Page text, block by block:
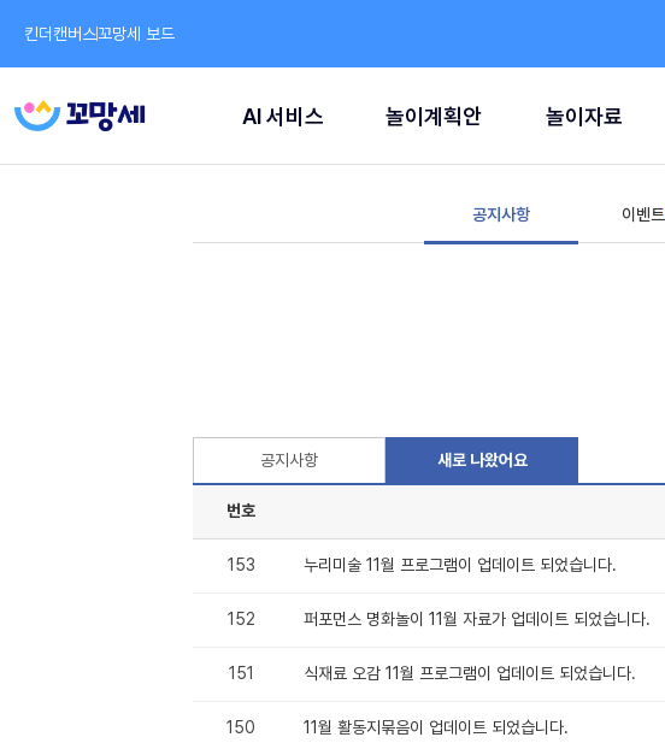
킨더캔버스꼬망세 보드
AI 서비스 놀이계획안 놀이자료
공지사항 이벤트
공지사항 새로 나왔어요
번호
153 누리미술 11월 프로그램이 업데이트 되었습니다.
152 퍼포먼스 명화놀이 11월 자료가 업데이트 되었습니다.
151 식재료 오감 11월 프로그램이 업데이트 되었습니다.
150 11월 활동지묶음이 업데이트 되었습니다.